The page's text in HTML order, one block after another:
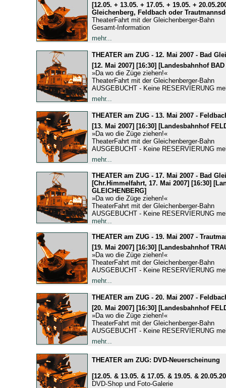
[12.05. + 13.05. + 17.05. + 19.05. +
Gleichenberg, Feldbach oder
TheaterFahrt mit der Gleichenberger-Bahn
Gesamt-Information
mehr...
THEATER am ZUG - 12. Mai 2007 - Bad
[12. Mai 2007] [16:30] [Landesbahnhof
»Da wo die Züge ziehen!«
TheaterFahrt mit der Gleichenberger-Bahn
AUSGEBUCHT - Keine RESERVIERUNG
mehr...
THEATER am ZUG - 13. Mai 2007 -
[13. Mai 2007] [16:30] [Landesbahnhof
»Da wo die Züge ziehen!«
TheaterFahrt mit der Gleichenberger-Bahn
AUSGEBUCHT - Keine RESERVIERUNG
mehr...
THEATER am ZUG - 17. Mai 2007 - Bad
[Chr.Himmelfahrt, 17. Mai 2007] [16:30]
GLEICHENBERG]
»Da wo die Züge ziehen!«
TheaterFahrt mit der Gleichenberger-Bahn
AUSGEBUCHT - Keine RESERVIERUNG
mehr...
THEATER am ZUG - 19. Mai 2007 -
[19. Mai 2007] [16:30] [Landesbahnhof
»Da wo die Züge ziehen!«
TheaterFahrt mit der Gleichenberger-Bahn
AUSGEBUCHT - Keine RESERVIERUNG
mehr...
THEATER am ZUG - 20. Mai 2007 -
[20. Mai 2007] [16:30] [Landesbahnhof
»Da wo die Züge ziehen!«
TheaterFahrt mit der Gleichenberger-Bahn
AUSGEBUCHT - Keine RESERVIERUNG
mehr...
THEATER am ZUG: DVD-Neuerscheinung
[12.05. & 13.05. & 17.05. & 19.05. &
DVD-Shop und Foto-Galerie